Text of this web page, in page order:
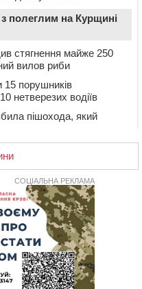
полеглим на Курщині
стягнення майже 250
вилов риби
15 порушників
нетверезих водіїв
пішохода, який
вантажівки
приватизації
міста
як його докупити та що
у гуртожитку, де
СОЦІАЛЬНА РЕКЛАМА